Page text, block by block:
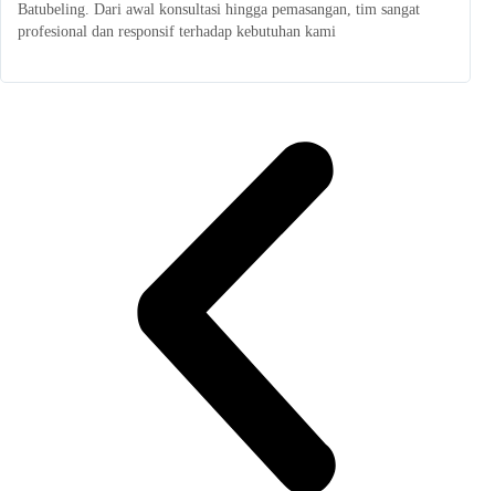
Batubeling. Dari awal konsultasi hingga pemasangan, tim sangat
profesional dan responsif terhadap kebutuhan kami